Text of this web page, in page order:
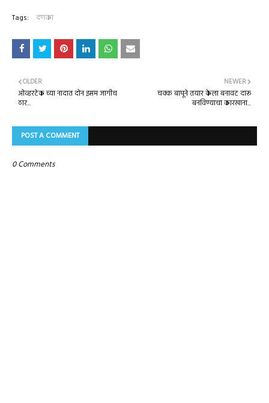
Tags: दणका
NEWER
चक्क बापूने तयार केला बनावट दारू
बनविण्याचा कारखाना...
OLDER
ओव्हरटेक च्या नादात दोन इसम जागीच
ठार...
POST A COMMENT
0 Comments